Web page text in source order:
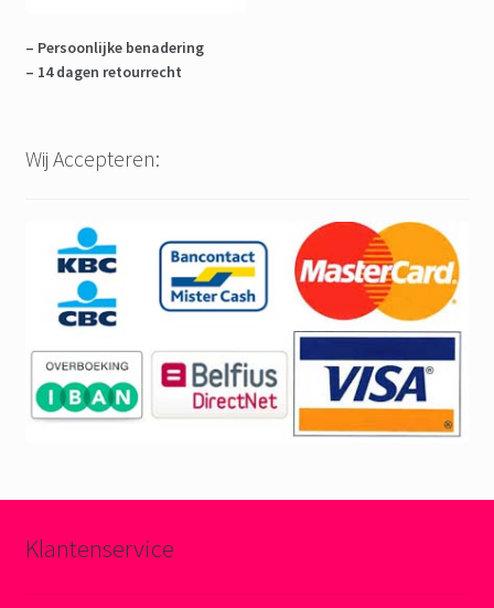
– Persoonlijke benadering
– 14 dagen retourrecht
Wij Accepteren:
Klantenservice